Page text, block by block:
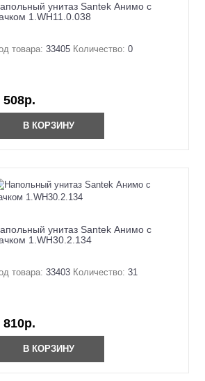
унитаз Santek Анимо с
1.WH11.0.038
товара: 33405 Количество: 0
508р.
В КОРЗИНУ
унитаз Santek Анимо с
1.WH30.2.134
товара: 33403 Количество: 31
810р.
В КОРЗИНУ